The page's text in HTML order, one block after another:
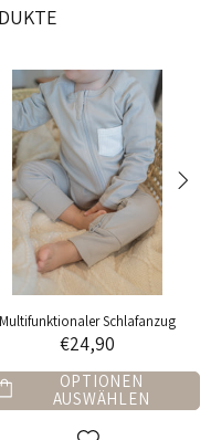
Langarm Bodysuit
€17,90
OPTIONEN
AUSWÄHLEN